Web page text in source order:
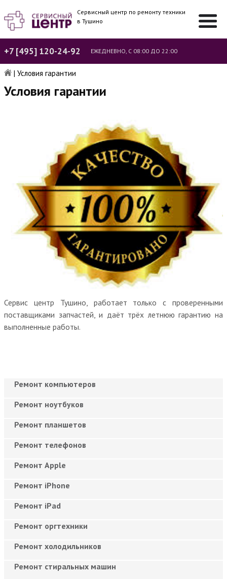
Сервисный центр по ремонту техники
в Тушино
+7 [495] 120-24-92 ЕЖЕДНЕВНО, С 08:00 ДО 22:00
| Условия гарантии
Условия гарантии
Сервис центр Тушино, работает только с проверенными
поставщиками запчастей, и даёт трёх летнюю гарантию на
выполненные работы.
Ремонт компьютеров
Ремонт ноутбуков
Ремонт планшетов
Ремонт телефонов
Ремонт Apple
Ремонт iPhone
Ремонт iPad
Ремонт оргтехники
Ремонт холодильников
Ремонт стиральных машин